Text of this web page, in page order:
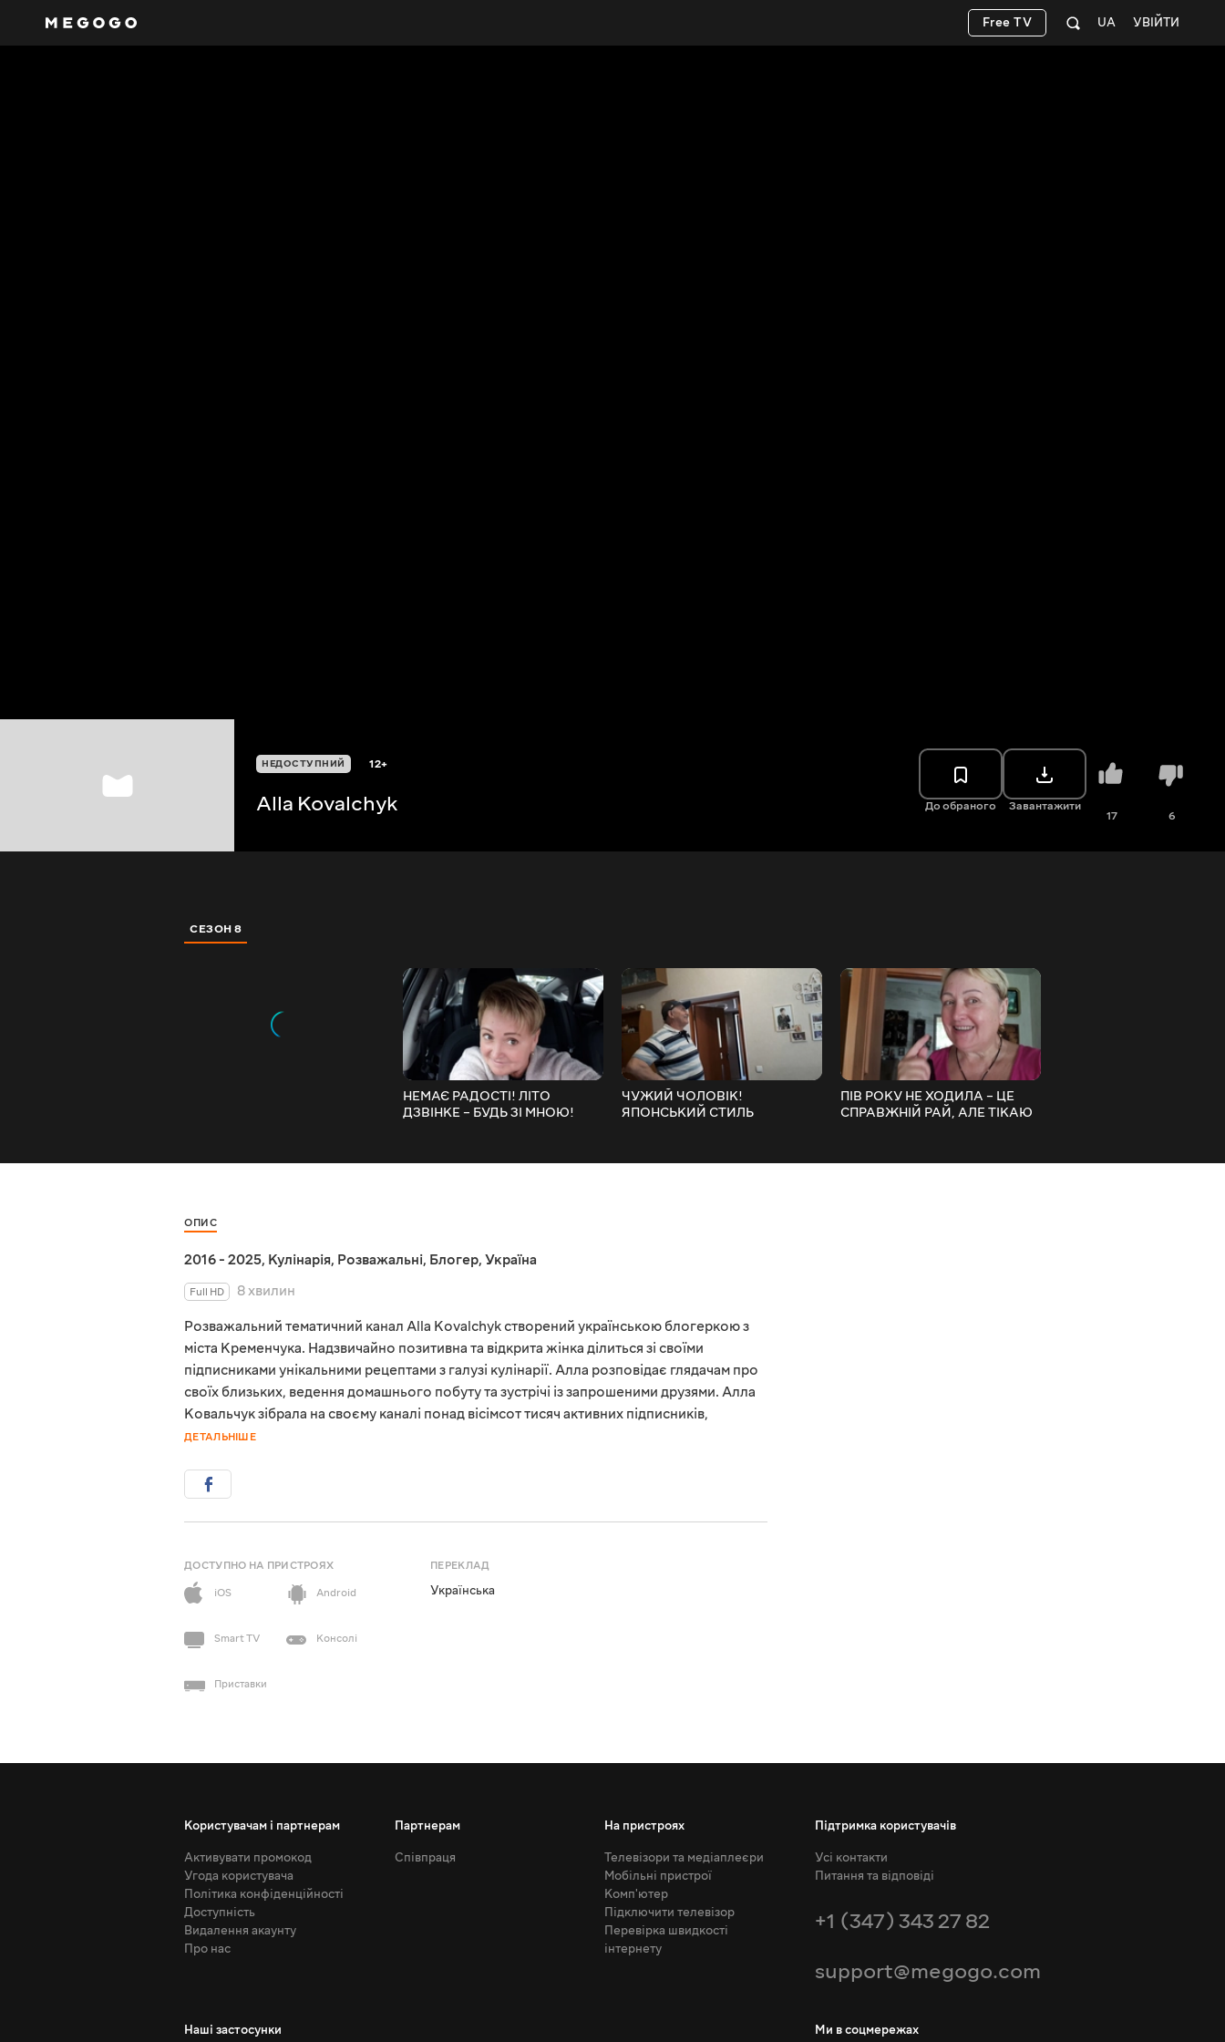
УВІЙТИ
UA
Free TV
НЕДОСТУПНИЙ 12+
Alla Kovalchyk До обраного Завантажити
17 6
СЕЗОН 8
НЕМАЄ РАДОСТІ! ЛІТО
ДЗВІНКЕ – БУДЬ ЗІ МНОЮ!
ЧУЖИЙ ЧОЛОВІК!
ЯПОНСЬКИЙ СТИЛЬ
ПІВ РОКУ НЕ ХОДИЛА – ЦЕ
СПРАВЖНІЙ РАЙ, АЛЕ ТІКАЮ
ОПИС
2016 - 2025, Кулінарія, Розважальні, Блогер, Україна
Full HD
8 хвилин
Розважальний тематичний канал Alla Kovalchyk створений українською блогеркою з
міста Кременчука. Надзвичайно позитивна та відкрита жінка ділиться зі своїми
підписниками унікальними рецептами з галузі кулінарії. Алла розповідає глядачам про
своїх близьких, ведення домашнього побуту та зустрічі із запрошеними друзями. Алла
Ковальчук зібрала на своєму каналі понад вісімсот тисяч активних підписників,
ДЕТАЛЬНІШЕ
ДОСТУПНО НА ПРИСТРОЯХ
iOS
Android
Smart TV Консолі
Приставки
ПЕРЕКЛАД
Українська
Користувачам і партнерам
Активувати промокод
Угода користувача
Політика конфіденційності
Доступність
Видалення акаунту
Про нас
Партнерам
Співпраця
На пристроях
Телевізори та медіаплеєри
Мобільні пристрої
Комп'ютер
Підключити телевізор
Перевірка швидкості
інтернету
Підтримка користувачів
Усі контакти
Питання та відповіді
+1 (347) 343 27 82
support@megogo.com
Наші застосунки Ми в соцмережах